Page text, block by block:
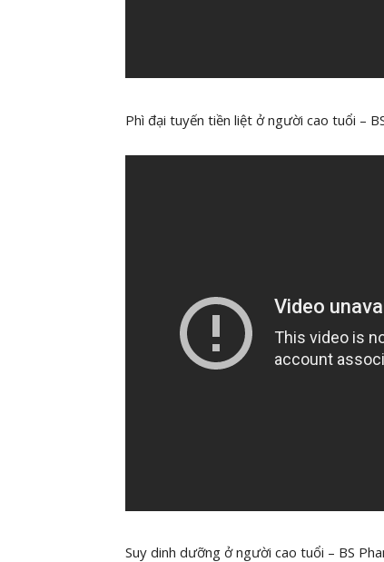
Phì đại tuyến tiền liệt ở người cao tuổi –
Suy dinh dưỡng ở người cao tuổi – BS